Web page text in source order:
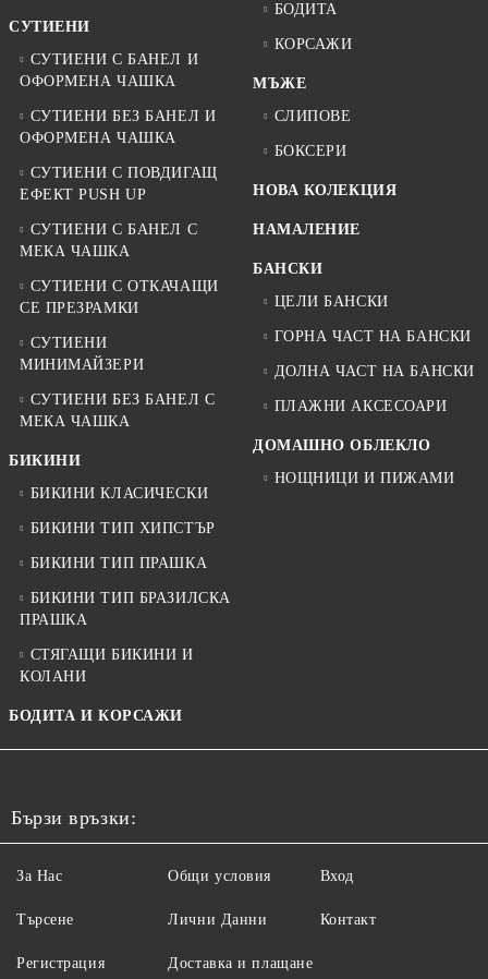
СУТИЕНИ
СУТИЕНИ С БАНЕЛ И
ОФОРМЕНА ЧАШКА
СУТИЕНИ БЕЗ БАНЕЛ И
ОФОРМЕНА ЧАШКА
СУТИЕНИ С ПОВДИГАЩ
ЕФЕКТ PUSH UP
СУТИЕНИ С БАНЕЛ С
МЕКА ЧАШКА
СУТИЕНИ С ОТКАЧАЩИ
СЕ ПРЕЗРАМКИ
СУТИЕНИ
МИНИМАЙЗЕРИ
СУТИЕНИ БЕЗ БАНЕЛ С
МЕКА ЧАШКА
БИКИНИ
БИКИНИ КЛАСИЧЕСКИ
БИКИНИ ТИП ХИПСТЪР
БИКИНИ ТИП ПРАШКА
БИКИНИ ТИП БРАЗИЛСКА
ПРАШКА
СТЯГАЩИ БИКИНИ И
КОЛАНИ
БОДИТА И КОРСАЖИ
БОДИТА
КОРСАЖИ
МЪЖЕ
СЛИПОВЕ
БОКСЕРИ
НОВА КОЛЕКЦИЯ
НАМАЛЕНИЕ
БАНСКИ
ЦЕЛИ БАНСКИ
ГОРНА ЧАСТ НА БАНСКИ
ДОЛНА ЧАСТ НА БАНСКИ
ПЛАЖНИ АКСЕСОАРИ
ДОМАШНО ОБЛЕКЛО
НОЩНИЦИ И ПИЖАМИ
Бързи връзки:
За Нас
Търсене
Регистрация
Общи условия
Лични Данни
Доставка и плащане
Вход
Контакт